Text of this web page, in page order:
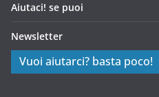
Aiutaci! se puoi
Newsletter
Vuoi aiutarci? basta poco!